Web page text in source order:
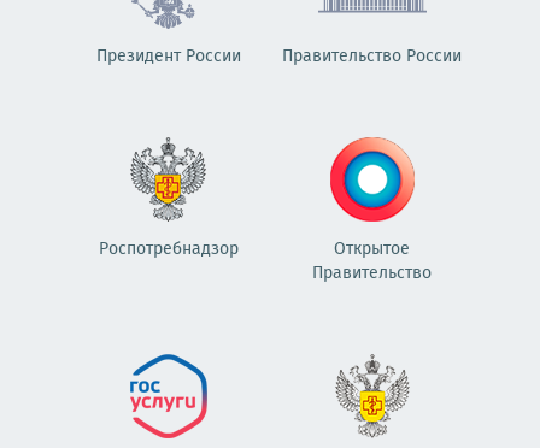
Президент России Правительство России
Роспотребнадзор
Открытое
Правительство